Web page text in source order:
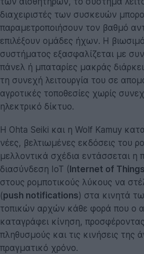
διαχειριστές των συσκευών
παραμετροποιήσουν τον βαθμό
επιλέξουν ομάδες ήχων. Η
συστήματος εξασφαλίζεται με
πάνελ ή μπαταρίες μακράς
τη συνεχή λειτουργία του σε
αγροτικές τοποθεσίες χωρίς
ηλεκτρικό δίκτυο.
Η Ohta Seiki και η Wolf Kamuy
νέες, βελτιωμένες εκδόσεις του
μελλοντικά σχέδια εντάσσεται η
διασύνδεση IoT (Internet of Things
στους ρομποτικούς λύκους να
(push notifications) στα κινητά
τοπικών αρχών κάθε φορά που ο
καταγράφει κίνηση,
πληθυσμούς και τις κινήσεις της
πραγματικό χρόνο.